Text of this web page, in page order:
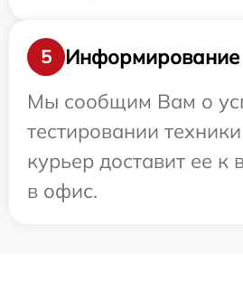
5
Информирование
Мы сообщим Вам о
тестировании
курьер доставит ее
в офис.